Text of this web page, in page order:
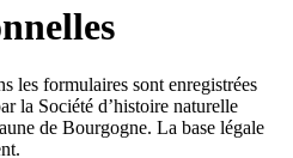
les formulaires sont enregistrées
la Société d’histoire naturelle
de Bourgogne. La base légale